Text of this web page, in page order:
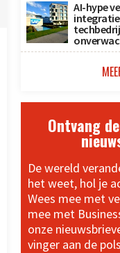
AI-hype
Ontvang
De wereld
het weet, hol je
Wees mee met
mee met
onze
vinger aan de